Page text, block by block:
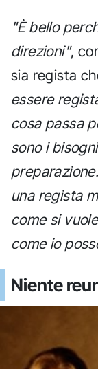
"È bello
direzioni",
sia regista
essere
cosa passa
sono i
una regista
come si
come io
Niente